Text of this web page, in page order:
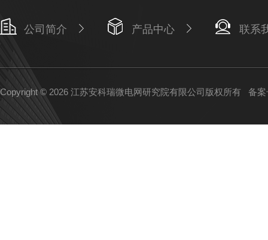
公司简介 产品中心 联系
Copyright © 2026 江苏安科瑞微电网研究院有限公司版权所有 备案